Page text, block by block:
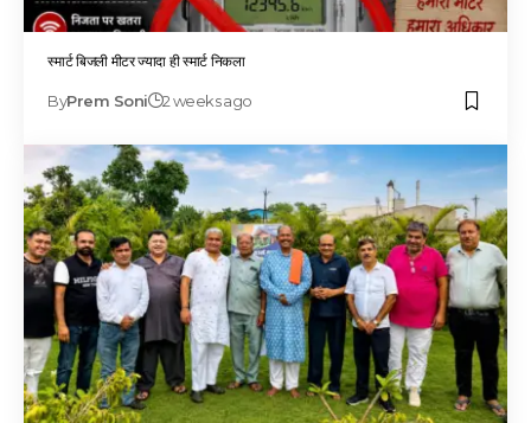
स्मार्ट बिजली मीटर ज्यादा ही स्मार्ट निकला
ByPrem Soni 2 weeks ago